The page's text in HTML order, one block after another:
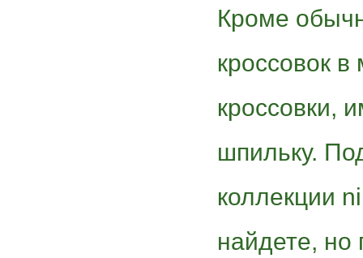
Кроме
кроссовок
кроссовки,
шпильку.
коллекции
найдете, но